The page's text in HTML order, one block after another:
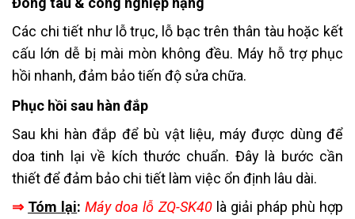
Các chi tiết như lỗ trục, lỗ bạc trên thân tàu hoặc kết
cấu lớn dễ bị mài mòn không đều. Máy hỗ trợ phục
hồi nhanh, đảm bảo tiến độ sửa chữa.
Phục hồi sau hàn đắp
Sau khi hàn đắp để bù vật liệu, máy được dùng để
doa tinh lại về kích thước chuẩn. Đây là bước cần
thiết để đảm bảo chi tiết làm việc ổn định lâu dài.
⇒ Tóm lại: Máy doa lỗ ZQ-SK40là giải pháp phù hợp